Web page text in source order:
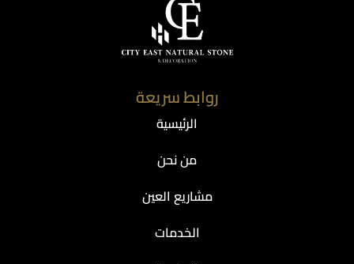
روابط سريعة
الرئيسية
من نحن
مشاريع العين
الخدمات